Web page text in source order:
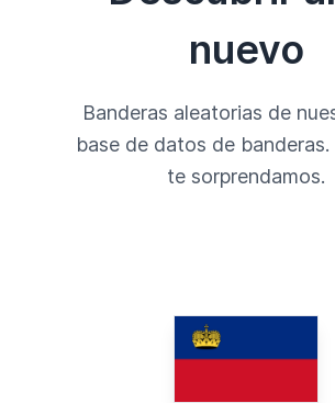
nuevo
Banderas aleatorias de
base de datos de
te sorprendamos.